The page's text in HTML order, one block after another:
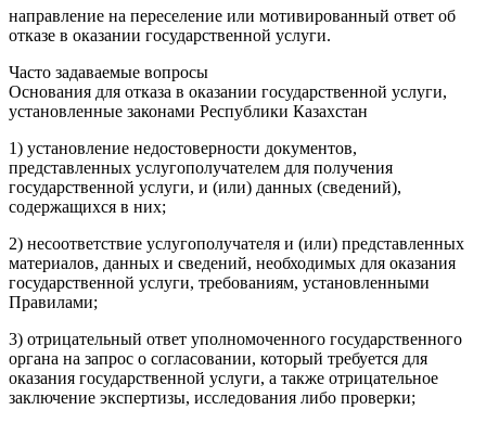
направление на переселение или мотивированный ответ об
отказе в оказании государственной услуги.
Часто задаваемые вопросы
Основания для отказа в оказании государственной услуги,
установленные законами Республики Казахстан
1) установление недостоверности документов,
представленных услугополучателем для получения
государственной услуги, и (или) данных (сведений),
содержащихся в них;
2) несоответствие услугополучателя и (или) представленных
материалов, данных и сведений, необходимых для оказания
государственной услуги, требованиям, установленными
Правилами;
3) отрицательный ответ уполномоченного государственного
органа на запрос о согласовании, который требуется для
оказания государственной услуги, а также отрицательное
заключение экспертизы, исследования либо проверки;